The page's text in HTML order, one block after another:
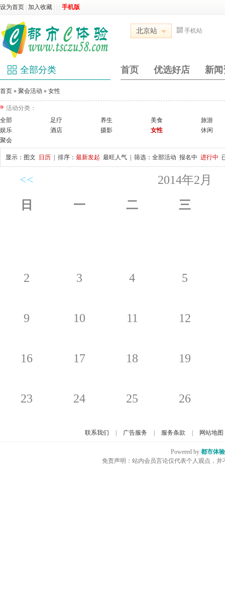
设为首页 加入收藏 手机版
北京站 手机站
全部分类 首页 优选好店 新闻
首页 » 聚会活动 » 女性
活动分类：
全部
足疗 养生 美食
旅游
娱乐
酒店 摄影 女性
休闲
聚会
显示： 图文 日历 | 排序： 最新发起 最旺人气 | 筛选： 全部活动 报名中 进行中
<<
2014年2月
日
一 二 三
2 3 4 5
9 10 11 12
16 17 18 19
23 24 25 26
联系我们 广告服务 服务条款 网站地图
Powered by 都市体
免责声明：站内会员言论仅代表个人观点，